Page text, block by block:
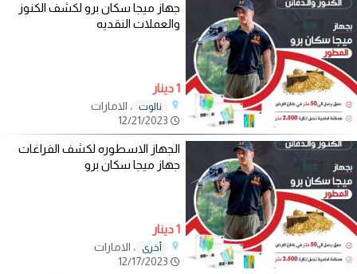
جهاز ميجا سكان برو لكشف الكنوز
والعملات النقديه
1 دينار
نالوت ، الامارات
الجهاز الاسطوره لكشف الفراغات
جهاز ميجا سكان برو
1 دينار
أخرى
، الامارات